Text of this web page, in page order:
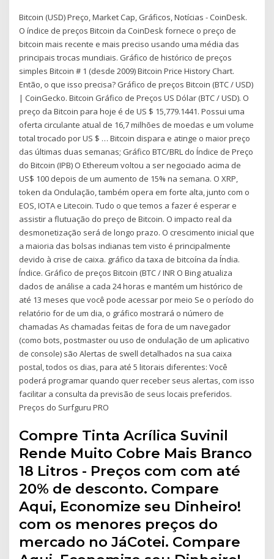
Bitcoin (USD) Preço, Market Cap, Gráficos, Notícias - CoinDesk.
O índice de preços Bitcoin da CoinDesk fornece o preço de
bitcoin mais recente e mais preciso usando uma média das
principais trocas mundiais. Gráfico de histórico de preços
simples Bitcoin # 1 (desde 2009) Bitcoin Price History Chart.
Então, o que isso precisa? Gráfico de preços Bitcoin (BTC / USD)
| CoinGecko. Bitcoin Gráfico de Preços US Dólar (BTC / USD). O
preço da Bitcoin para hoje é de US $ 15,779.1441. Possui uma
oferta circulante atual de 16,7 milhões de moedas e um volume
total trocado por US $ … Bitcoin dispara e atinge o maior preço
das últimas duas semanas; Gráfico BTC/BRL do Índice de Preço
do Bitcoin (IPB) O Ethereum voltou a ser negociado acima de
US$ 100 depois de um aumento de 15% na semana. O XRP,
token da Ondulação, também opera em forte alta, junto com o
EOS, IOTA e Litecoin. Tudo o que temos a fazer é esperar e
assistir a flutuação do preço de Bitcoin. O impacto real da
desmonetização será de longo prazo. O crescimento inicial que
a maioria das bolsas indianas tem visto é principalmente
devido à crise de caixa. gráfico da taxa de bitcoína da Índia.
Índice. Gráfico de preços Bitcoin (BTC / INR O Bing atualiza
dados de análise a cada 24 horas e mantém um histórico de
até 13 meses que você pode acessar por meio Se o período do
relatório for de um dia, o gráfico mostrará o número de
chamadas As chamadas feitas de fora de um navegador
(como bots, postmaster ou uso de ondulação de um aplicativo
de console) são Alertas de swell detalhados na sua caixa
postal, todos os dias, para até 5 litorais diferentes: Você
poderá programar quando quer receber seus alertas, com isso
facilitar a consulta da previsão de seus locais preferidos.
Preços do Surfguru PRO
Compre Tinta Acrílica Suvinil
Rende Muito Cobre Mais Branco
18 Litros - Preços com com até
20% de desconto. Compare
Aqui, Economize seu Dinheiro!
com os menores preços do
mercado no JáCotei. Compare